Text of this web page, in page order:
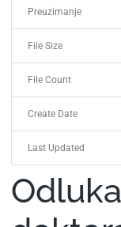
Preuzimanje
File Size
File Count
Create Date
Last Updated